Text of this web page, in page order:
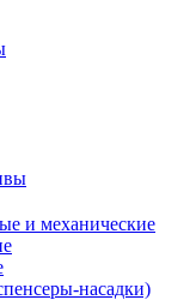
и механические
насадки)